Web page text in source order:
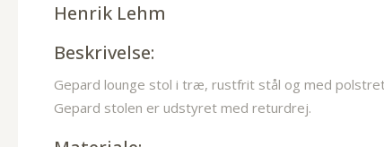
Henrik Lehm
Beskrivelse:
Gepard lounge stol i træ, rustfrit stål og med
Gepard stolen er udstyret med returdrej.